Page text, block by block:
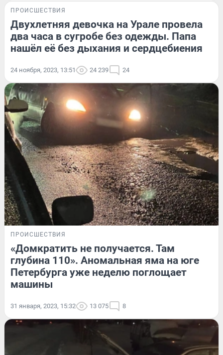
ПРОИСШЕСТВИЯ
Двухлетняя девочка на Урале провела
два часа в сугробе без одежды. Папа
нашёл её без дыхания и сердцебиения
24 ноября, 2023, 13:51 24 239 24
ПРОИСШЕСТВИЯ
«Домкратить не получается. Там
глубина 110». Аномальная яма на юге
Петербурга уже неделю поглощает
машины
31 января, 2023, 15:32 13 075 8